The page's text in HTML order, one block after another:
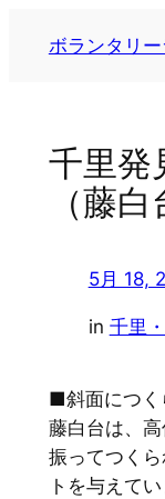
ボランタリ
千里発
（藤白
5月 18,
in 千里
■斜面につく
藤白台は、
振ってつく
トを与えてい